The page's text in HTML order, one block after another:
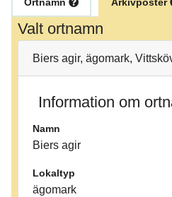
Valt ortnamn
Biers agir, ägomark,
Information om
Namn
Biers agir
Lokaltyp
ägomark